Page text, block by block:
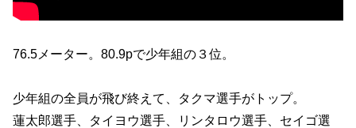
76.5メーター。80.9pで少年組の３位。
少年組の全員が飛び終えて、タクマ選手がトップ。
蓮太郎選手、タイヨウ選手、リンタロウ選手、セイゴ選